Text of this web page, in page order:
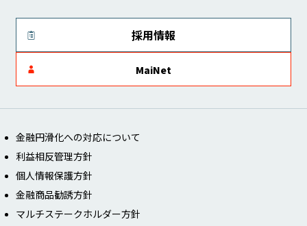
採用情報
MaiNet
金融円滑化への対応について
利益相反管理方針
個人情報保護方針
金融商品勧誘方針
マルチステークホルダー方針